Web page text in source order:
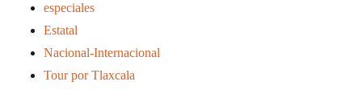
especiales
Estatal
Nacional-Internacional
Tour por Tlaxcala